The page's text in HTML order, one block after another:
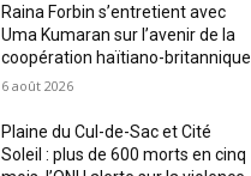
Raina Forbin s’entretient avec
Uma Kumaran sur l’avenir de la
coopération haïtiano-britannique
6 août 2026
Plaine du Cul-de-Sac et Cité
Soleil : plus de 600 morts en cinq